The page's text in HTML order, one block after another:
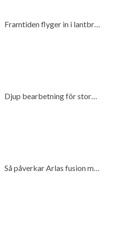
Framtiden flyger in i lantbruket
Djup bearbetning för stora traktorer
Så påverkar Arlas fusion med DMK mjölkproducenter